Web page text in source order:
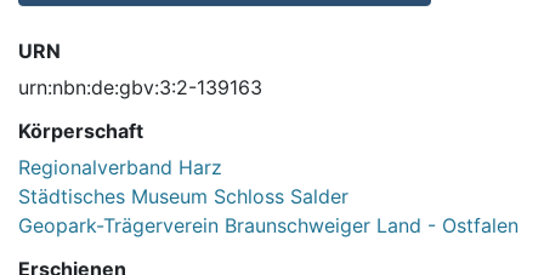
URN
urn:nbn:de:gbv:3:2-139163
Körperschaft
Regionalverband Harz
Städtisches Museum Schloss Salder
Geopark-Trägerverein Braunschweiger Land - Ostfalen
Erschienen